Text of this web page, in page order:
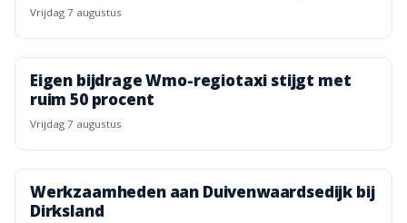
vrijdag 7 augustus
Eigen bijdrage Wmo-regiotaxi stijgt met
ruim 50 procent
vrijdag 7 augustus
Werkzaamheden aan Duivenwaardsedijk bij
Dirksland